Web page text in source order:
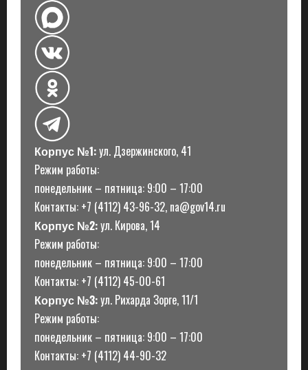
Корпус №1:ул. Дзержинского, 41
Режим работы:
понедельник – пятница: 9:00 – 17:00
Контакты: +7 (4112) 43-96-32, na@gov14.ru
Корпус №2:ул. Кирова, 14
Режим работы:
понедельник – пятница: 9:00 – 17:00
Контакты: +7 (4112) 45-00-61
Корпус №3:ул. Рихарда Зорге, 11/1
Режим работы:
понедельник – пятница: 9:00 – 17:00
Контакты: +7 (4112) 44-90-32